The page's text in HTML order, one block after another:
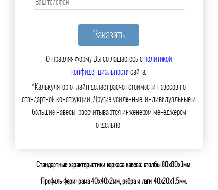
Отправляя форму Вы соглашаетесь сполитикой
конфиденциальности сайта.
*Калькулятор онлайн делает расчет стоимости навесов по
стандартной конструкции. Другие усиленные, индивидуальные и
большие навесы, рассчитываются инженером менеджером
отдельно.
Стандартные характеристики каркаса навеса: столбы 80х80х3мм.
Профиль ферм: рама 40х40х2мм, ребра и лаги 40х20х1.5мм.